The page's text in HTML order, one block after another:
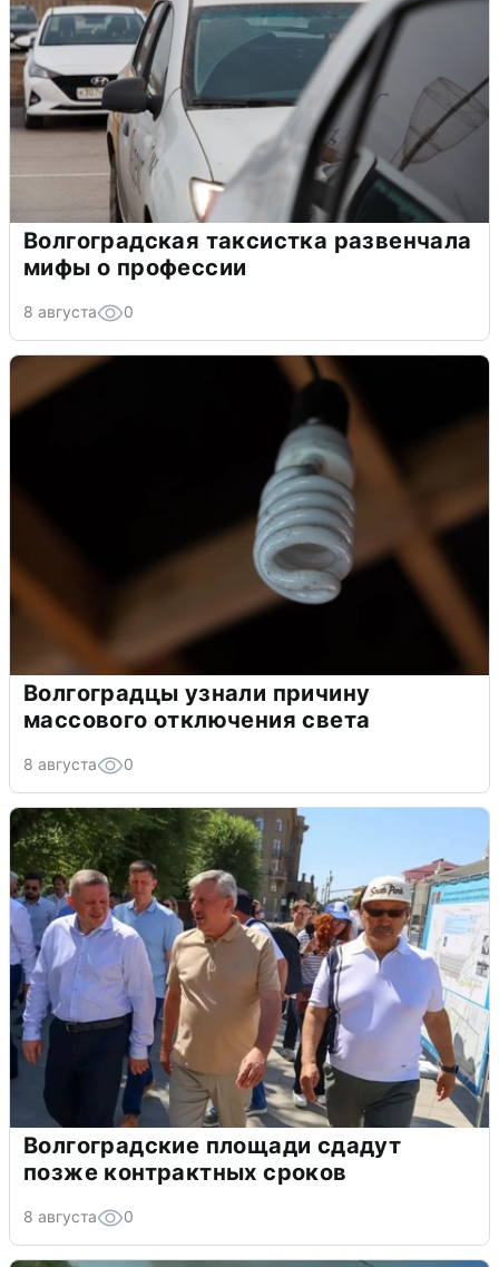
Волгоградская таксистка развенчала
мифы о профессии
8 августа 0
Волгоградцы узнали причину
массового отключения света
8 августа 0
Волгоградские площади сдадут
позже контрактных сроков
8 августа 0